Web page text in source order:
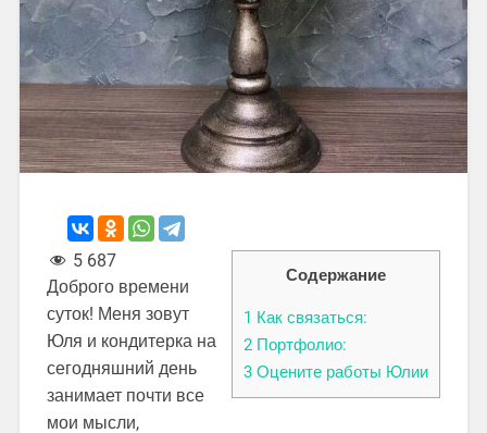
Содержание
1 Как связаться:
2 Портфолио:
3 Оцените работы Юлии
5 687
Доброго времени
суток! Меня зовут
Юля и кондитерка на
сегодняшний день
занимает почти все
мои мысли,